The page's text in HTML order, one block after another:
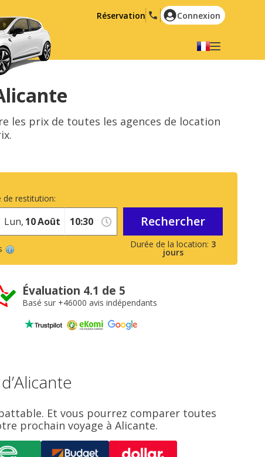
Réservation Connexion
Italiano
Nederlands
Русский
Hrvatski
العربية
les prix de toutes les agences de location
3
jours
de restitution:
Lun, 10Août Rechercher
Évaluation 4.1 de 5
Basé sur +46000 avis indépendants
Et vous pourrez comparer toutes
prochain voyage à Alicante.